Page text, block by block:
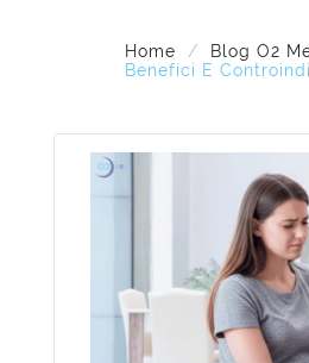
Home Blog O2
Benefici E